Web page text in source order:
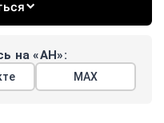
на «АН»:
МАХ